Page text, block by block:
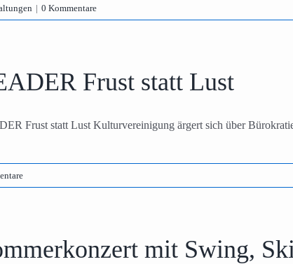
| 0 Kommentare
Frust statt Lust
Frust statt Lust Kulturvereinigung ärgert sich über
mit Swing,